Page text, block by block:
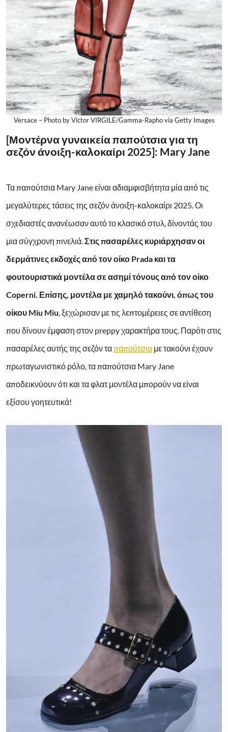
Versace – Photo by Victor VIRGILE/Gamma-Rapho via Getty Images
[Μοντέρνα γυναικεία παπούτσια για τη
σεζόν άνοιξη-καλοκαίρι 2025]: Mary Jane
Τα παπούτσια Mary Jane είναι αδιαμφισβήτητα μία από τις
μεγαλύτερες τάσεις της σεζόν άνοιξη-καλοκαίρι 2025. Οι
σχεδιαστές ανανέωσαν αυτό το κλασικό στυλ, δίνοντάς του
μια σύγχρονη πινελιά.Στις πασαρέλες κυριάρχησαν οι
δερμάτινες εκδοχές από τον οίκο Prada και τα
φουτουριστικά μοντέλα σε ασημί τόνους από τον οίκο
Coperni. Επίσης, μοντέλα με χαμηλό τακούνι, όπως του
οίκου Miu Miu, ξεχώρισαν με τις λεπτομέρειες σε αντίθεση
που δίνουν έμφαση στον preppy χαρακτήρα τους. Παρότι στις
πασαρέλες αυτής της σεζόν ταπαπούτσια με τακούνι έχουν
πρωταγωνιστικό ρόλο, τα παπούτσια Mary Jane
αποδεικνύουν ότι και τα φλατ μοντέλα μπορούν να είναι
εξίσου γοητευτικά!